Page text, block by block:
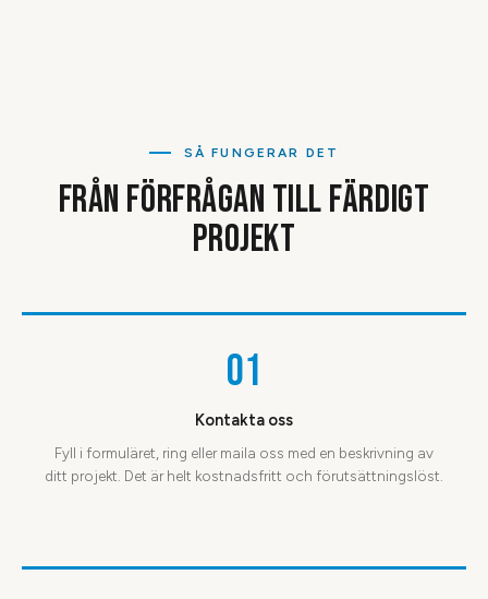
SÅ FUNGERAR DET
FRÅN FÖRFRÅGAN TILL FÄRDIGT
PROJEKT
01
Kontakta oss
Fyll i formuläret, ring eller maila oss med en beskrivning av
ditt projekt. Det är helt kostnadsfritt och förutsättningslöst.